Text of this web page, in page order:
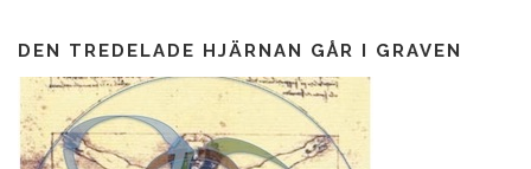
DEN TREDELADE HJÄRNAN GÅR I GRAVEN